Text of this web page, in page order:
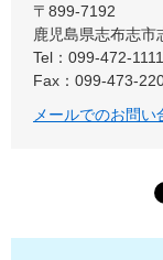
〒899-7192
鹿児島県志布志
Tel：099-472-
Fax：099-473-
メールでのお問い